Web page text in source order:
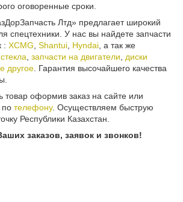
оговоренные сроки.
Лтд» предлагает широкий
спецтехники. У нас вы найдете запчасти
: XCMG Shantui Hyndai , а так же
запчасти на двигатели
диски
другое . Гарантия высочайшего качества
товар оформив заказ на сайте или
по телефону. Осуществляем быструю
Республики Казахстан.
заказов, заявок и звонков!